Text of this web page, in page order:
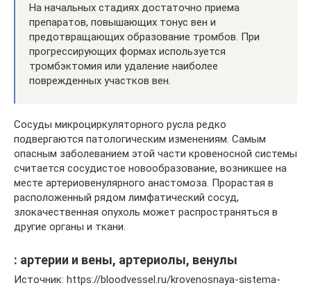
На начальных стадиях достаточно приема
препаратов, повышающих тонус вен и
предотвращающих образование тромбов. При
прогрессирующих формах используется
тромбэктомия или удаление наиболее
поврежденных участков вен.
Сосуды микроциркуляторного русла редко
подвергаются патологическим изменениям. Самым
опасным заболеванием этой части кровеносной системы
считается сосудистое новообразование, возникшее на
месте артериовенулярного анастомоза. Прорастая в
расположенный рядом лимфатический сосуд,
злокачественная опухоль может распространяться в
другие органы и ткани.
: артерии и вены, артериолы, венулы
Источник: https://bloodvessel.ru/krovenosnaya-sistema-